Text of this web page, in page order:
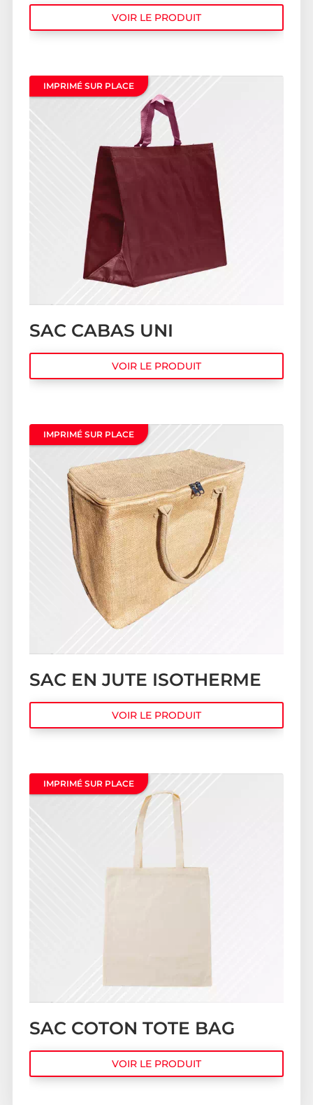
VOIR LE PRODUIT
SAC CABAS UNI
VOIR LE PRODUIT
IMPRIMÉ SUR PLACE
SAC EN JUTE ISOTHERME
VOIR LE PRODUIT
IMPRIMÉ SUR PLACE
SAC COTON TOTE BAG
VOIR LE PRODUIT
IMPRIMÉ SUR PLACE